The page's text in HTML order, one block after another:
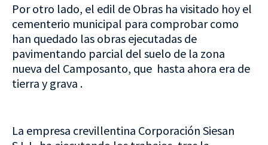
Por otro lado, el edil de Obras ha visitado hoy el
cementerio municipal para comprobar como
han quedado las obras ejecutadas de
pavimentando parcial del suelo de la zona
nueva del Camposanto, que hasta ahora era de
tierra y grava .
La empresa crevillentina Corporación Siesan